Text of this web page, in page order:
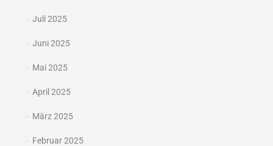
Juli 2025
Juni 2025
Mai 2025
April 2025
März 2025
Februar 2025